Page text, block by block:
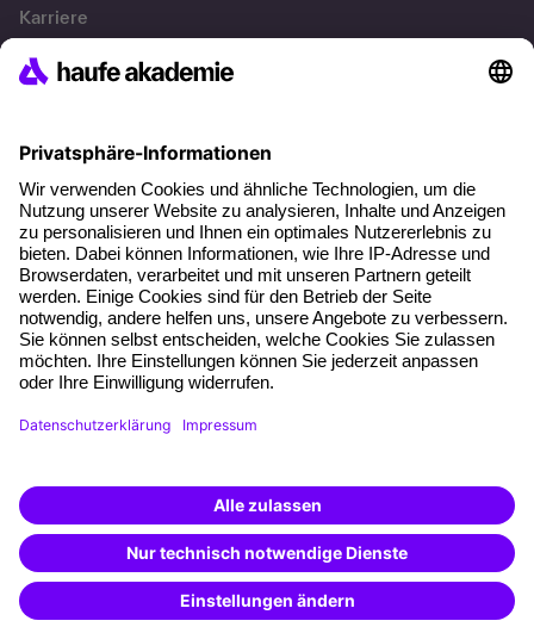
Karriere
Referenzen
Über unser Angebot
Planungssicherheit
Freie Seminarplätze
Qualitätsstandards
Planung und Locations
Fördermöglichkeiten
Weiterbildungs-App
Besondere Angebote
Potenzialanalyse
Transfercoaching
Weiterbildung finden -
mit KI-Power!
Beschreibe was du suchst und erhalte
passende Weiterbildungen vomKI-Berater
– schnell und treffsicher.